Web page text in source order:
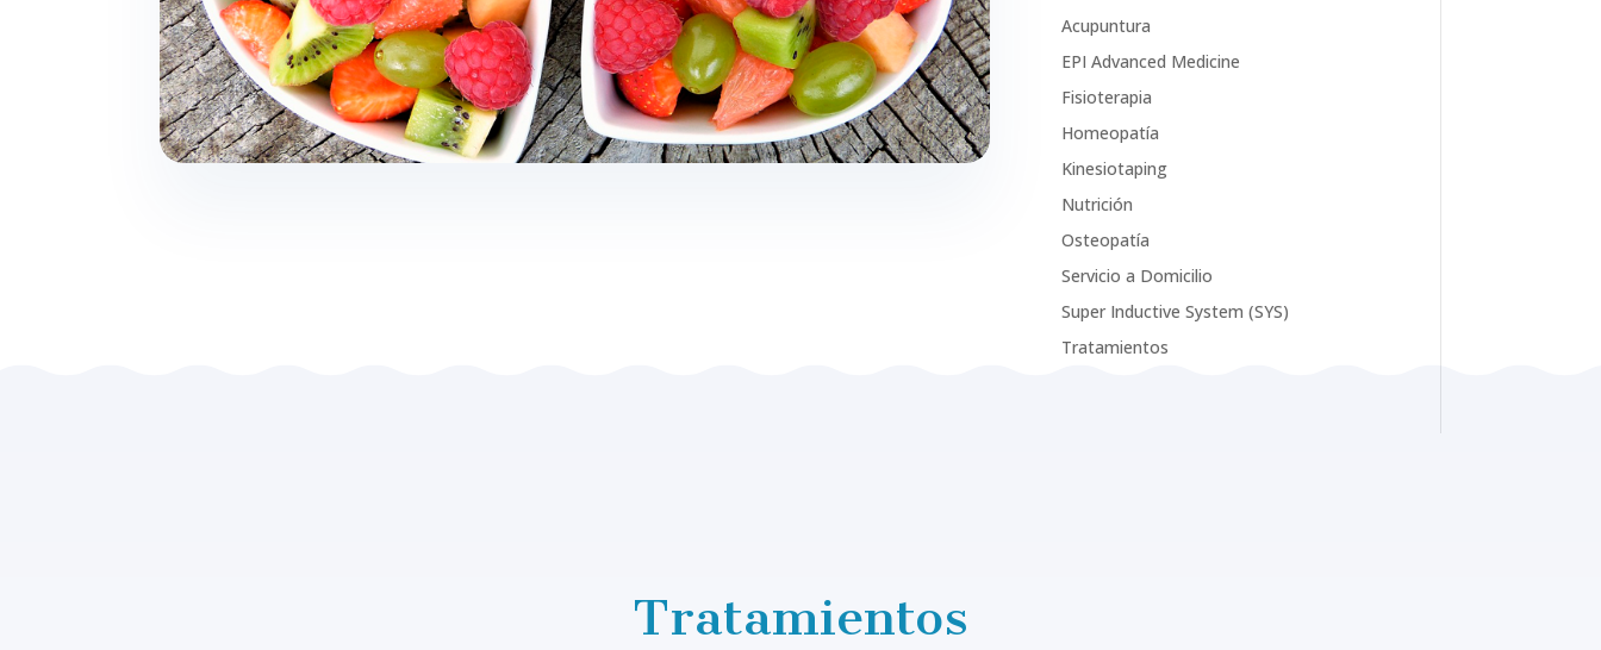
Acupuntura
EPI Advanced Medicine
Fisioterapia
Homeopatía
Kinesiotaping
Nutrición
Osteopatía
Servicio a Domicilio
Super Inductive System (SYS)
Tratamientos
Tratamientos